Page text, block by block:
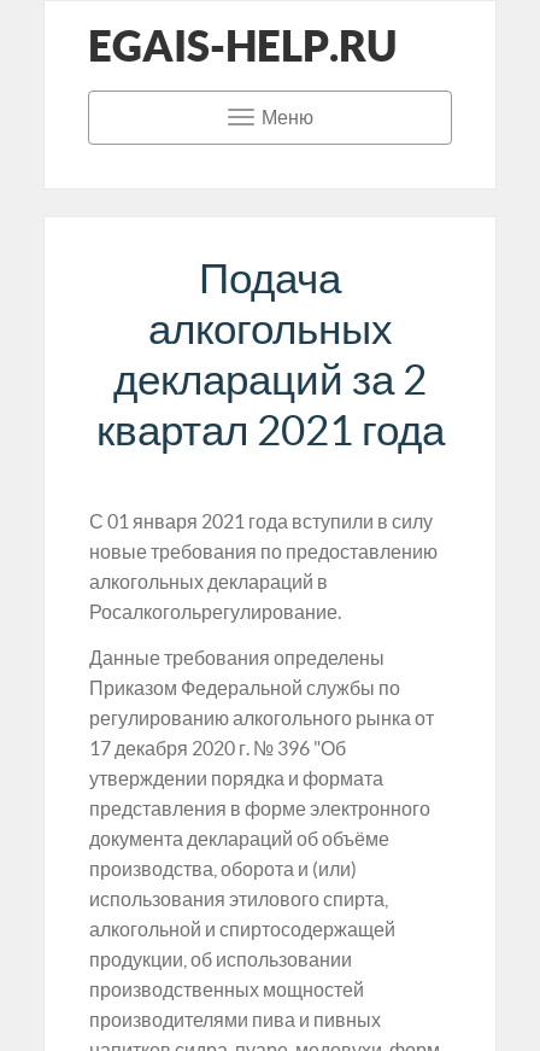
EGAIS-HELP.RU
Меню
Подача
алкогольных
деклараций за 2
квартал 2021 года
С 01 января 2021 года вступили в силу
новые требования по предоставлению
алкогольных деклараций в
Росалкогольрегулирование.
Данные требования определены
Приказом Федеральной службы по
регулированию алкогольного рынка от
17 декабря 2020 г. № 396 "Об
утверждении порядка и формата
представления в форме электронного
документа деклараций об объёме
производства, оборота и (или)
использования этилового спирта,
алкогольной и спиртосодержащей
продукции, об использовании
производственных мощностей
производителями пива и пивных